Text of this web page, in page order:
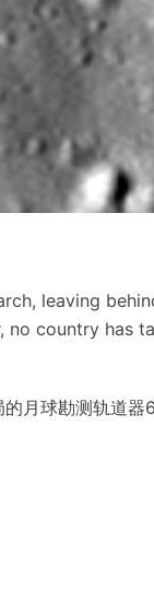
leaving
no country has
的月球勘测轨道